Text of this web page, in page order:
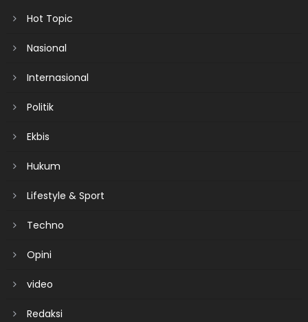
Hot Topic
Nasional
Internasional
Politik
Ekbis
Hukum
Lifestyle & Sport
Techno
Opini
video
Redaksi